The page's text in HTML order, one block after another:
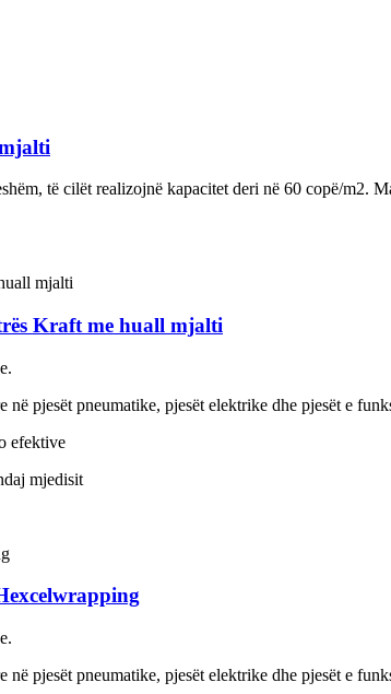
të cilët realizojnë kapacitet deri në 60 copë/m2.
Kraft me huall mjalti
pjesët pneumatike, pjesët elektrike dhe pjesët e
efektive
mjedisit
pjesët pneumatike, pjesët elektrike dhe pjesët e